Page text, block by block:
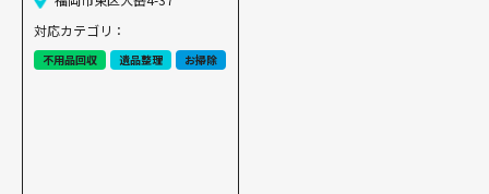
対応カテゴリ：
不用品回収 遺品整理 お掃除